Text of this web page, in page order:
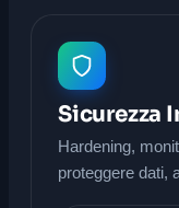
Sicurezza
Hardening,
proteggere dati,